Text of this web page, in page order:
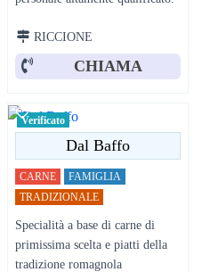
RICCIONE
CHIAMA
Verificato
Dal Baffo
CARNE
FAMIGLIA
TRADIZIONALE
Specialità a base di carne di
primissima scelta e piatti della
tradizione romagnola